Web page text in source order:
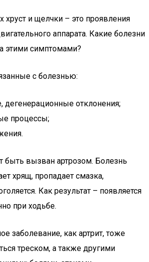
хруст и щелчки – это проявления
аппарата. Какие болезни
этими симптомами?
с болезнью:
дегенерационные отклонения;
процессы;
быть вызван артрозом. Болезнь
хрящ, пропадает смазка,
Как результат – появляется
при ходьбе.
заболевание, как артрит, тоже
треском, а также другими